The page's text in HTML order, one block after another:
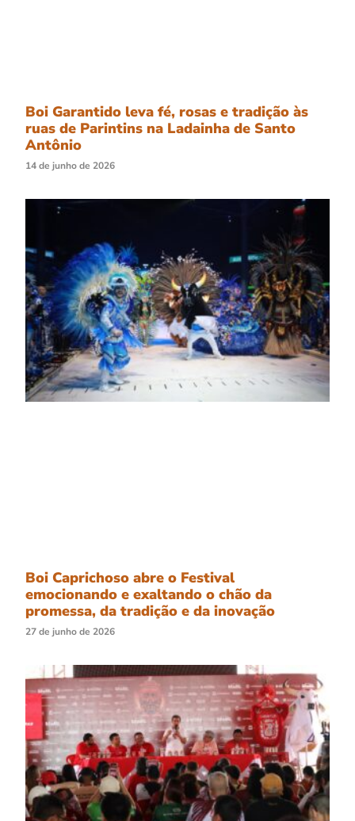
Boi Garantido leva fé, rosas e tradição às
ruas de Parintins na Ladainha de Santo
Antônio
14 de junho de 2026
Boi Caprichoso abre o Festival
emocionando e exaltando o chão da
promessa, da tradição e da inovação
27 de junho de 2026